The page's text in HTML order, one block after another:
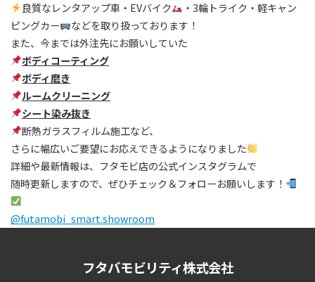
良質なレンタアップ車・EVバイク
・3輪トライク・軽キャン
ピングカー
などを取り扱っております！
また、今までは外注先にお願いしていた
ボディコーティング
ボディ磨き
ルームクリーニング
シート染み抜き
断熱ガラスフィルム施工など、
さらに幅広いご要望にお応えできるようになりました
詳細や最新情報は、フタモビ店の公式インスタグラムで
随時更新しますので、ぜひチェック＆フォローお願いします！
@futamobi_smart.showroom
フタバモビリティ株式会社